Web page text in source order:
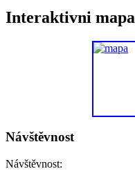
Interaktivni mapa
Návštěvnost
Návštěvnost: